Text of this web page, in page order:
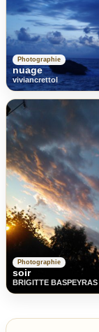
Photographie
nuage
viviancrettol
Photographie
soir
BRIGITTE BASPEYRAS